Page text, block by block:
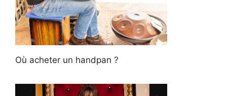
Où acheter un handpan ?